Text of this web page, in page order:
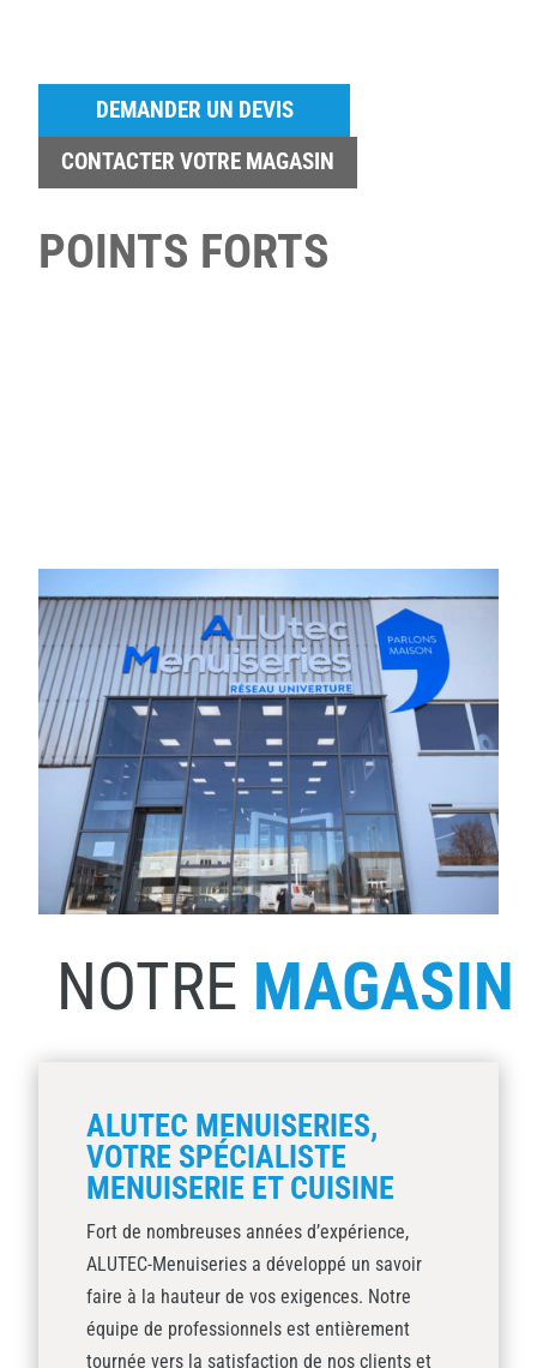
DEMANDER UN DEVIS
CONTACTER VOTRE MAGASIN
POINTS FORTS
NOTRE MAGASIN
ALUTEC MENUISERIES,
VOTRE SPÉCIALISTE
MENUISERIE ET CUISINE
Fort de nombreuses années d’expérience,
ALUTEC-Menuiseries a développé un savoir
faire à la hauteur de vos exigences. Notre
équipe de professionnels est entièrement
tournée vers la satisfaction de nos clients et